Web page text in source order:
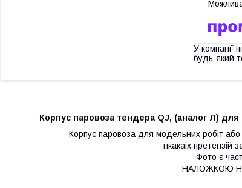
У компанії
будь-який
Корпус паровоза тендера QJ, (аналог Л)
Корпус паровоза для модельних робіт
нкакаіх претензій
Фото є
НАЛОЖКОЮ